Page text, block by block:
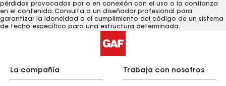
pérdidas provocados ​​por o en conexión con el uso o la confianza
en el contenido. Consulta a un diseñador profesional para
garantizar la idoneidad o el cumplimiento del código de un sistema
de techo específico para una estructura determinada.
La compañía Trabaja con nosotros